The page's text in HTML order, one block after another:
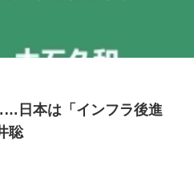
日本は「インフラ後進
聡